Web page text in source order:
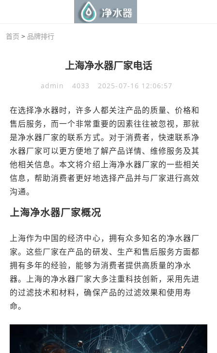
首页 > 品牌排行
上海净水器厂家电话
admin 4033 2025-07-16 12:06:57
在选择净水器时，许多人都关注产品的质量、价格和
售后服务，而一个非常重要的因素往往被忽视，那就
是净水器厂家的联系方式。对于消费者，快速联系净
水器厂家可以更方便地了解产品详情、维修服务及其
他相关信息。本文将介绍上海净水器厂家的一些相关
信息，帮助消费者更好地选择产品并与厂家进行高效
沟通。
上海净水器厂家概况
上海作为中国的经济中心，拥有众多知名的净水器厂
家。这些厂家在产品的研发、生产和售后服务方面都
拥有多年的经验，能够为消费者提供高质量的净水
器。上海的净水器厂家大多注重科技创新，采用先进
的过滤技术和材料，确保产品的过滤效果和使用寿
命。